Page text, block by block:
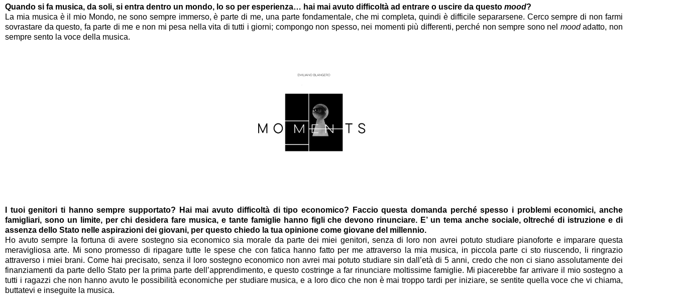
Quando si fa musica, da soli, si entra dentro un mondo, lo so per esperienza… hai mai avuto difficoltà ad entrare o uscire da questo mood?
La mia musica è il mio Mondo, ne sono sempre immerso, è parte di me, una parte fondamentale, che mi completa, quindi è difficile separarsene. Cerco sempre di non farmi
sovrastare da questo, fa parte di me e non mi pesa nella vita di tutti i giorni; compongo non spesso, nei momenti più differenti, perché non sempre sono nel moodadatto, non
sempre sento la voce della musica.
I tuoi genitori ti hanno sempre supportato? Hai mai avuto difficoltà di tipo economico? Faccio questa domanda perché spesso i problemi economici, anche
famigliari, sono un limite, per chi desidera fare musica, e tante famiglie hanno figli che devono rinunciare. E’ un tema anche sociale, oltreché di istruzione e di
assenza dello Stato nelle aspirazioni dei giovani, per questo chiedo la tua opinione come giovane del millennio.
Ho avuto sempre la fortuna di avere sostegno sia economico sia morale da parte dei miei genitori, senza di loro non avrei potuto studiare pianoforte e imparare questa
meravigliosa arte. Mi sono promesso di ripagare tutte le spese che con fatica hanno fatto per me attraverso la mia musica, in piccola parte ci sto riuscendo, li ringrazio
attraverso i miei brani. Come hai precisato, senza il loro sostegno economico non avrei mai potuto studiare sin dall’età di 5 anni, credo che non ci siano assolutamente dei
finanziamenti da parte dello Stato per la prima parte dell’apprendimento, e questo costringe a far rinunciare moltissime famiglie. Mi piacerebbe far arrivare il mio sostegno a
tutti i ragazzi che non hanno avuto le possibilità economiche per studiare musica, e a loro dico che non è mai troppo tardi per iniziare, se sentite quella voce che vi chiama,
buttatevi e inseguite la musica.